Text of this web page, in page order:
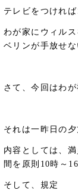
テレビをつけれ
わが家にウィル
ベリンが手放せな
さて、今回はわ
それは一昨日の
内容としては、
間を原則10時～
そして、規定